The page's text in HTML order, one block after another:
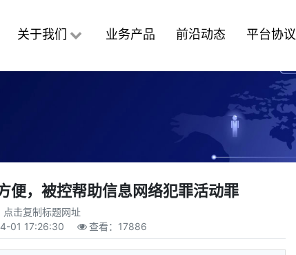
关于我们 业务产品 前沿动态 平台协议
便，被控帮助信息网络犯罪活动罪
点击复制标题网址
01 17:26:30 查看： 17886